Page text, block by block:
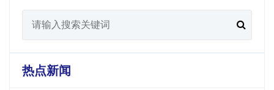
热点新闻